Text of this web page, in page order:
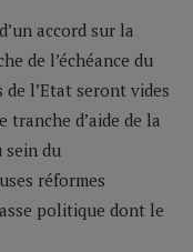
accord sur la
de l’échéance du
de l’Etat seront vides
d’aide de la
sein du
réformes
politique dont le